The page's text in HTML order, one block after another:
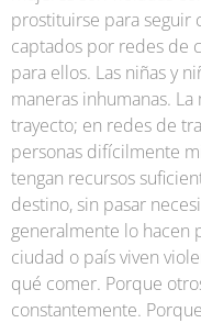
prostituirse para seguir
captados por redes de
para ellos. Las niñas y
maneras inhumanas.
trayecto; en redes de
personas difícilmente
tengan recursos
destino, sin pasar
generalmente lo hacen
ciudad o país viven
qué comer. Porque
constantemente.